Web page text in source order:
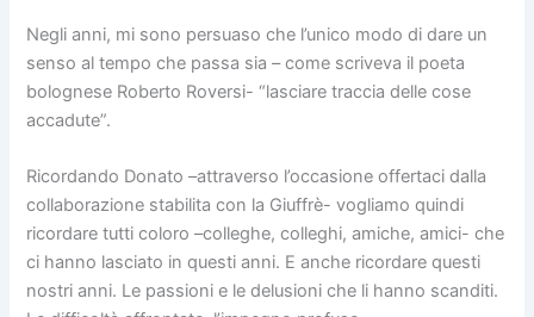
Negli anni, mi sono persuaso che l’unico modo di dare un
senso al tempo che passa sia – come scriveva il poeta
bolognese Roberto Roversi- “lasciare traccia delle cose
accadute”.
Ricordando Donato –attraverso l’occasione offertaci dalla
collaborazione stabilita con la Giuffrè- vogliamo quindi
ricordare tutti coloro –colleghe, colleghi, amiche, amici- che
ci hanno lasciato in questi anni. E anche ricordare questi
nostri anni. Le passioni e le delusioni che li hanno scanditi.